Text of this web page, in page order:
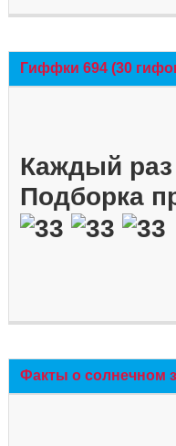
Гиффки 694 (30
Каждый
Подборка
Факты о солнечном